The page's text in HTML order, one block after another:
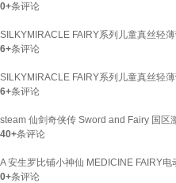
0+条评论
SILKYMIRACLE FAIRY系列儿童真丝轻
6+条评论
SILKYMIRACLE FAIRY系列儿童真丝轻
6+条评论
steam 仙剑奇侠传 Sword and Fairy 国区
40+条评论
A 安生罗比铺小神仙 MEDICINE FAIRY
0+条评论